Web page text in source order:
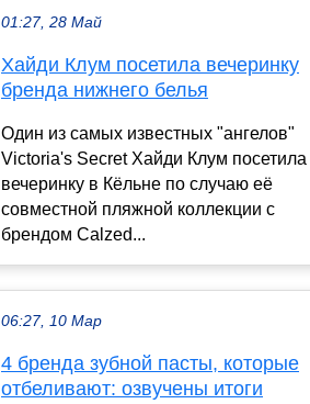
01:27, 28 Май
Хайди Клум посетила вечеринку
бренда нижнего белья
Один из самых известных "ангелов"
Victoria's Secret Хайди Клум посетила
вечеринку в Кёльне по случаю её
совместной пляжной коллекции с
брендом Calzed...
06:27, 10 Мар
4 бренда зубной пасты, которые
отбеливают: озвучены итоги